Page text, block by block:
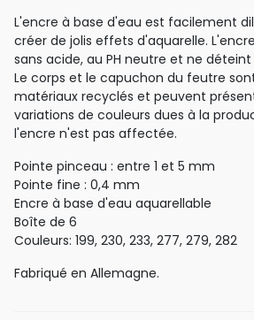
L'encre à base d'eau est facilement
créer de jolis effets d'aquarelle.
sans acide, au PH neutre et ne déteint
Le corps et le capuchon du feutre
matériaux recyclés et peuvent
variations de couleurs dues à la
l'encre n'est pas affectée.
Pointe pinceau : entre 1 et 5 mm
Pointe fine : 0,4 mm
Encre à base d'eau aquarellable
Boîte de 6
Couleurs: 199, 230, 233, 277, 279, 282
Fabriqué en Allemagne.